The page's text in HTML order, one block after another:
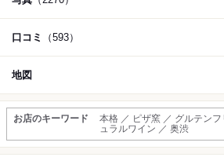
口コミ （593）
地図
お店のキーワード
本格 ／ ピザ窯 ／ グルテンフ
ュラルワイン ／ 奥渋